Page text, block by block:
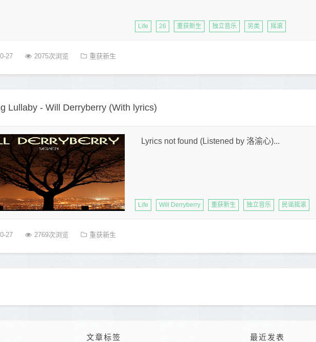
Life 26 重获新生 独立音乐 另类 摇滚
27 2075次浏览 重获新生
Lullaby - Will Derryberry (With lyrics)
Lyrics not found (Listened by 洛渝心)...
Life Will Derryberry 重获新生 独立音乐 民谣摇滚
27 2769次浏览 重获新生
文章标签 最近发表